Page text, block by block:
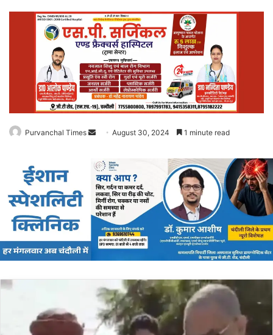
Purvanchal Times
Send
email
August 30, 2024 1 minute read